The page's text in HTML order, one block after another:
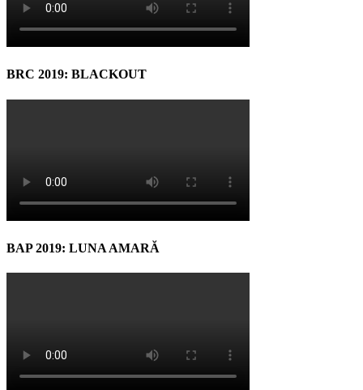
BRC 2019: BLACKOUT
BAP 2019: LUNA AMARĂ